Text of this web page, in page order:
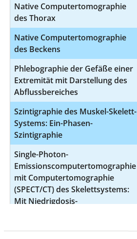
Native Computertomographie
des Thorax
Native Computertomographie
des Beckens
Phlebographie der Gefäße einer
Extremität mit Darstellung des
Abflussbereiches
Szintigraphie des Muskel-Skelett-
Systems: Ein-Phasen-
Szintigraphie
Single-Photon-
Emissionscomputertomographie
mit Computertomographie
(SPECT/CT) des Skelettsystems:
Mit Niedrigdosis-